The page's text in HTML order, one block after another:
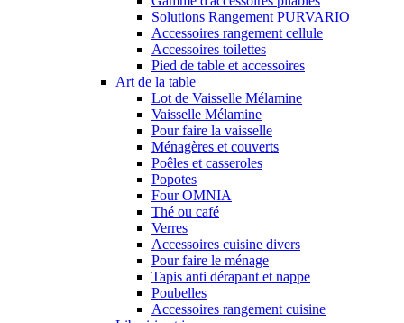
Solutions Rangement PURVARIO
Accessoires rangement cellule
Accessoires toilettes
Pied de table et accessoires
Art de la table
Lot de Vaisselle Mélamine
Vaisselle Mélamine
Pour faire la vaisselle
Ménagères et couverts
Poêles et casseroles
Popotes
Four OMNIA
Thé ou café
Verres
Accessoires cuisine divers
Pour faire le ménage
Tapis anti dérapant et nappe
Poubelles
Accessoires rangement cuisine